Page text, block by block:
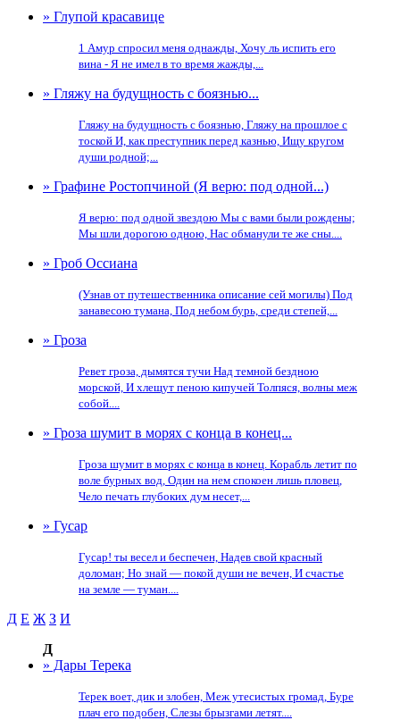
» Глупой красавице
1 Амур спросил меня однажды, Хочу ль испить его
вина - Я не имел в то время жажды,...
» Гляжу на будущность с боязнью...
Гляжу на будущность с боязнью, Гляжу на прошлое с
тоской И, как преступник перед казнью, Ищу кругом
души родной;...
» Графине Ростопчиной (Я верю: под одной...)
Я верю: под одной звездою Мы с вами были рождены;
Мы шли дорогою одною, Нас обманули те же сны....
» Гроб Оссиана
(Узнав от путешественника описание сей могилы) Под
занавесою тумана, Под небом бурь, среди степей,...
» Гроза
Ревет гроза, дымятся тучи Над темной бездною
морской, И хлещут пеною кипучей Толпяся, волны меж
собой....
» Гроза шумит в морях с конца в конец...
Гроза шумит в морях с конца в конец. Корабль летит по
воле бурных вод, Один на нем спокоен лишь пловец,
Чело печать глубоких дум несет,...
» Гусар
Гусар! ты весел и беспечен, Надев свой красный
доломан; Но знай — покой души не вечен, И счастье
на земле — туман....
Д Е Ж З И
Д
» Дары Терека
Терек воет, дик и злобен, Меж утесистых громад, Буре
плач его подобен, Слезы брызгами летят....